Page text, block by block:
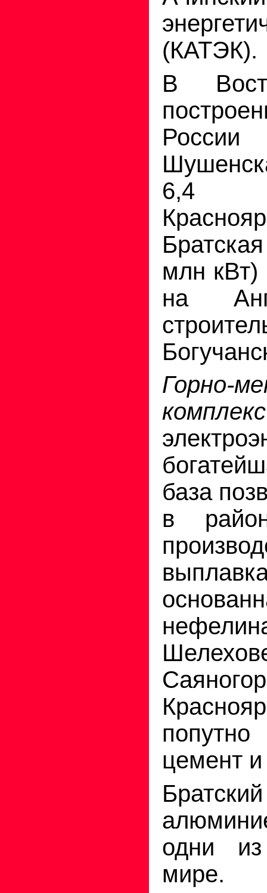
(КАТЭК).
В
6,4
млн кВт)
на
Горно-
комплекс
база
в
цемент и
одни
мире.